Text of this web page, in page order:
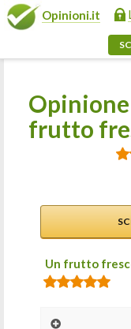
Opinioni.it
frutto
Un frutto